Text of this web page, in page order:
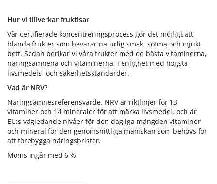
Hur vi tillverkar fruktisar
Vår certifierade koncentreringsprocess gör det möjligt att
blanda frukter som bevarar naturlig smak, sötma och mjukt
bett. Sedan berikar vi våra frukter med de bästa vitaminerna,
näringsämnena och vitaminerna, i enlighet med högsta
livsmedels- och säkerhetsstandarder.
Vad är NRV?
Näringsämnesreferensvärde. NRV är riktlinjer för 13
vitaminer och 14 mineraler för att märka livsmedel, och är
EU:s vägledande nivåer för den dagliga mängden vitaminer
och mineral för den genomsnittliga mäniskan som behövs för
att förebygga näringsbrister.
Moms ingår med 6 %